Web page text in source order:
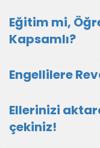
Eğitim mi,
Kapsamlı?
Engellilere
Ellerinizi
çekiniz!